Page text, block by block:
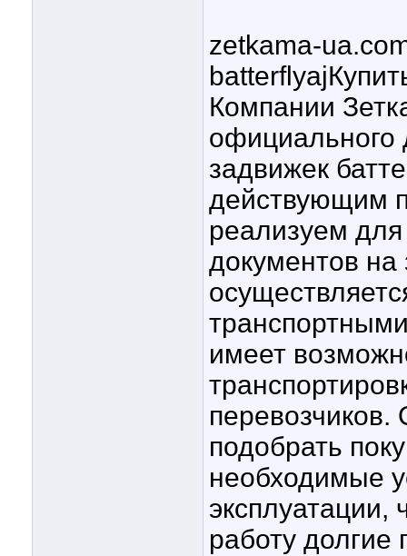
zetkama-
Компании
официального
задвижек
действующим
реализуем
документов
имеет
подобрать
необходимые
эксплуатации,
работу долгие